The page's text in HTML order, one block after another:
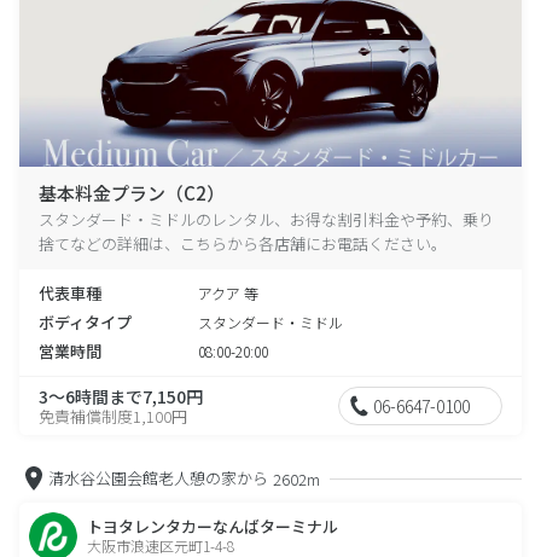
基本料金プラン（C2）
スタンダード・ミドルのレンタル、お得な割引料金や予約、乗り
捨てなどの詳細は、こちらから各店舗にお電話ください。
代表車種 アクア 等
ボディタイプ スタンダード・ミドル
営業時間 08:00-20:00
3～6時間まで7,150円
免責補償制度1,100円 06-6647-0100
清水谷公園会館老人憩の家から 2602m
トヨタレンタカーなんばターミナル
大阪市浪速区元町1-4-8